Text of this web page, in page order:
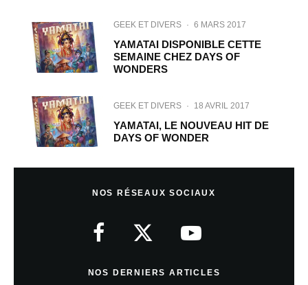
GEEK ET DIVERS · 6 MARS 2017
YAMATAI DISPONIBLE CETTE
SEMAINE CHEZ DAYS OF
WONDERS
GEEK ET DIVERS · 18 AVRIL 2017
YAMATAI, LE NOUVEAU HIT DE
DAYS OF WONDER
NOS RÉSEAUX SOCIAUX
NOS DERNIERS ARTICLES